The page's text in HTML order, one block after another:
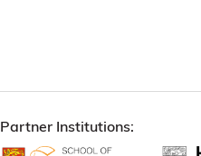
Partner Institutions: